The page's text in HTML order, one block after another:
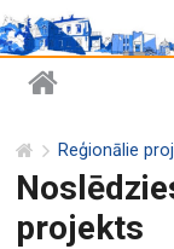
Reģionālie
projekts